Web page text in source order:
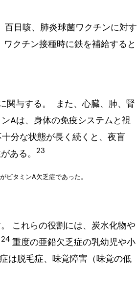
日咳、肺炎球菌ワクチンに対す
クチン接種時に鉄を補給すると
関与する。 また、心臓、肺、腎
ンAは、身体の免疫システムと視
分な状態が長く続くと、夜盲
ある。
23
タミンA欠乏症であった。
これらの役割には、炭水化物や
24 重度の亜鉛欠乏症の乳幼児や小
は脱毛症、味覚障害（味覚の低